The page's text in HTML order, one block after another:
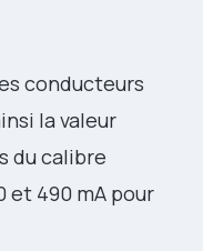
conducteurs
la valeur
du calibre
et 490 mA pour